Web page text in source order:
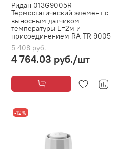
Ридан 013G9005R —
Термостатический элемент с
выносным датчиком
температуры L=2м и
присоединением RA TR 9005
5 408 руб.
4 764.03 руб./шт
-12%